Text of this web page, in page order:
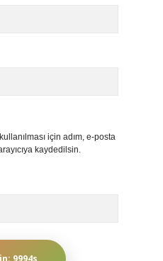
için adım, e-posta
kaydedilsin.